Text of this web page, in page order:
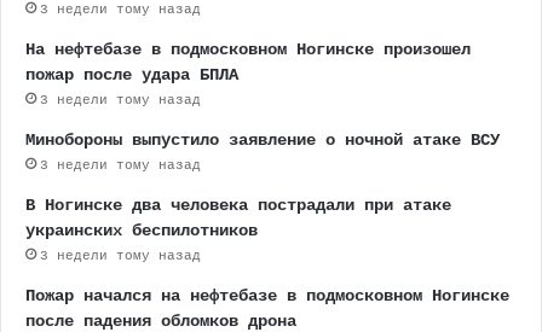
3 недели тому назад
На нефтебазе в подмосковном Ногинске произошел
пожар после удара БПЛА
3 недели тому назад
Минобороны выпустило заявление о ночной атаке ВСУ
3 недели тому назад
В Ногинске два человека пострадали при атаке
украинских беспилотников
3 недели тому назад
Пожар начался на нефтебазе в подмосковном Ногинске
после падения обломков дрона